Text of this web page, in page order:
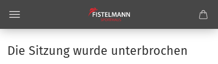
Die Sitzung wurde unterbrochen